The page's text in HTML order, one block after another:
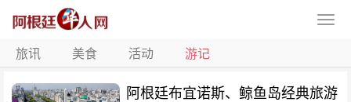
旅讯 美食 活动 游记
阿根廷布宜诺斯、鲸鱼岛经典旅游